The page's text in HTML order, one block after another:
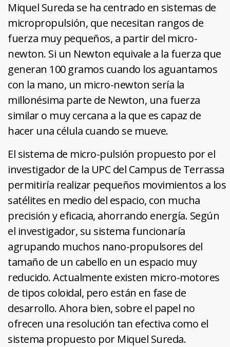
Miquel Sureda se ha centrado en sistemas de
micropropulsión, que necesitan rangos de
fuerza muy pequeños, a partir del micro-
newton. Si un Newton equivale a la fuerza que
generan 100 gramos cuando los aguantamos
con la mano, un micro-newton sería la
millonésima parte de Newton, una fuerza
similar o muy cercana a la que es capaz de
hacer una célula cuando se mueve.
El sistema de micro-pulsión propuesto por el
investigador de la UPC del Campus de Terrassa
permitiría realizar pequeños movimientos a los
satélites en medio del espacio, con mucha
precisión y eficacia, ahorrando energía. Según
el investigador, su sistema funcionaría
agrupando muchos nano-propulsores del
tamaño de un cabello en un espacio muy
reducido. Actualmente existen micro-motores
de tipos coloidal, pero están en fase de
desarrollo. Ahora bien, sobre el papel no
ofrecen una resolución tan efectiva como el
sistema propuesto por Miquel Sureda.